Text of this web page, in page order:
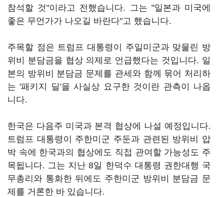
참석할 것"이라고 전했습니다. 그는 "일본과 미국에
좋은 무언가가 나오길 바란다"고 했습니다.
주목할 점은 트럼프 대통령이 주일미군과 맞물린 방
위비 분담금을 협상 의제로 언급했다는 것입니다. 일
본의 방위비 분담금 문제를 관세와 함께 묶어 처리하
는 '패키지 딜'을 사실상 요구한 것이란 관측이 나옵
니다.
한국은 다음주 미국과 본격 협상에 나설 예정입니다.
트럼프 대통령이 주한미군 주둔과 관련된 방위비 압
박 속에 한국과의 협상에도 직접 관여할 가능성도 주
목됩니다. 그는 지난 8일 한덕수 대통령 권한대행 국
무총리와 통화한 뒤에도 주한미군 방위비 분담금 문
제를 거론한 바 있습니다.